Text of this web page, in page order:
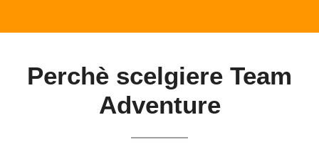
Perchè scelgiere Team
Adventure